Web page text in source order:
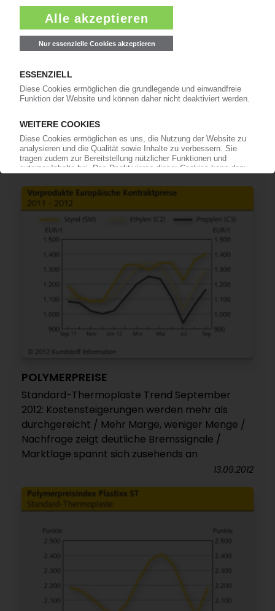
POLYMERPREISE
Standard-Thermoplaste September 2012:
auch Polymere nach oben / Angebot trotz
Drosselungen ausreichend / Zurückhaltung
dämpft / Wendepunkt scheint erreicht
02.10.2012
POLYMERPREISE
Standard-Thermoplaste Trend September
2012: Kostensteigerungen werden mehr als
durchgereicht / Mehr Marge, weniger Menge /
Nachfrage zeigt deutliche Bremssignale /
Marktlage spannt sich zusehends an
13.09.2012